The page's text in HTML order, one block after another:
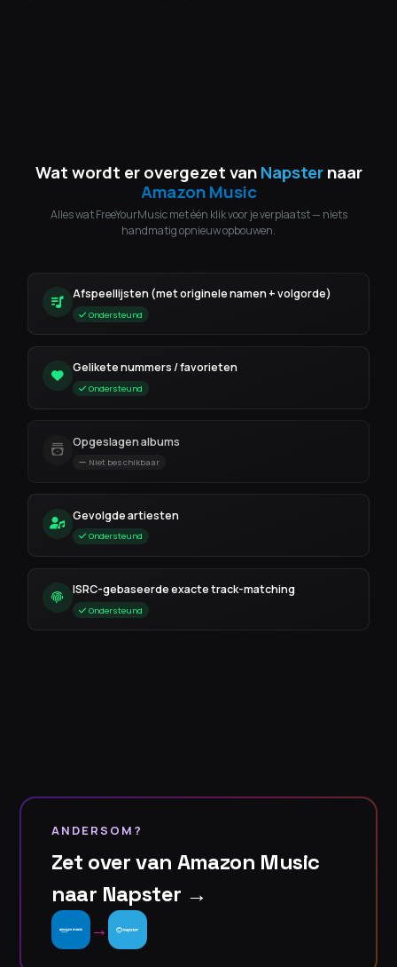
Wat wordt er overgezet vanNapsternaar
Amazon Music
Alles wat FreeYourMusic met één klik voor je verplaatst — niets
handmatig opnieuw opbouwen.
Afspeellijsten (met originele namen + volgorde)
Ondersteund
Gelikete nummers / favorieten
Ondersteund
Opgeslagen albums
Niet beschikbaar
Gevolgde artiesten
Ondersteund
ISRC-gebaseerde exacte track-matching
Ondersteund
ANDERSOM?
Zet over van Amazon Music
naar Napster →
→